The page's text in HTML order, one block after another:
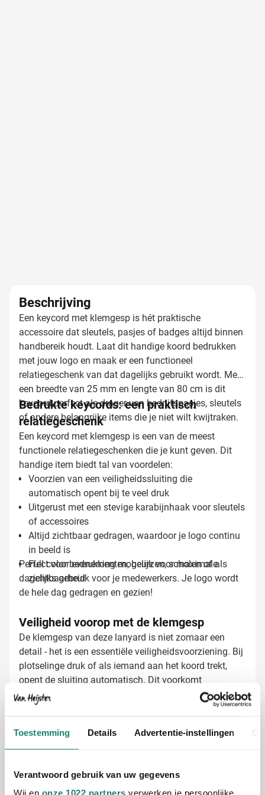
Toestemming Details Advertentie-instellingen
Verantwoord gebruik van uw gegevens
Wij en onze 1022 partners verwerken je persoonlijke
Beschrijving
Een keycord met klemgesp is hét praktische
accessoire dat sleutels, pasjes of badges altijd binnen
handbereik houdt. Laat dit handige koord bedrukken
met jouw logo en maak er een functioneel
relatiegeschenk van dat dagelijks gebruikt wordt. Met
een breedte van 25 mm en lengte van 80 cm is dit
keycord perfect als drager van bedrijfspasjes, sleutels
of andere belangrijke items die je niet wilt kwijtraken.
Bedrukte keycords: een praktisch
relatiegeschenk
Een keycord met klemgesp is een van de meest
functionele relatiegeschenken die je kunt geven. Dit
handige item biedt tal van voordelen:
Voorzien van een veiligheidssluiting die
automatisch opent bij te veel druk
Uitgerust met een stevige karabijnhaak voor sleutels
of accessoires
Altijd zichtbaar gedragen, waardoor je logo continu
in beeld is
Full color bedrukking mogelijk voor maximale
zichtbaarheid
Perfect voor evenementen, beurzen, scholen of als
dagelijks gebruik voor je medewerkers. Je logo wordt
de hele dag gedragen en gezien!
Veiligheid voorop met de klemgesp
De klemgesp van deze lanyard is niet zomaar een
detail - het is een essentiële veiligheidsvoorziening. Bij
plotselinge druk of als iemand aan het koord trekt,
opent de sluiting automatisch. Dit voorkomt
ongelukken en maakt het keycord veilig voor gebruik
in alle omgevingen, van sportevenementen tot drukke
Bij Van Heijster Relatiegeschenken maken we van
jouw keycords echte visitekaartjes. Je hebt diverse
Full color bedrukking over de gehele lengte van het